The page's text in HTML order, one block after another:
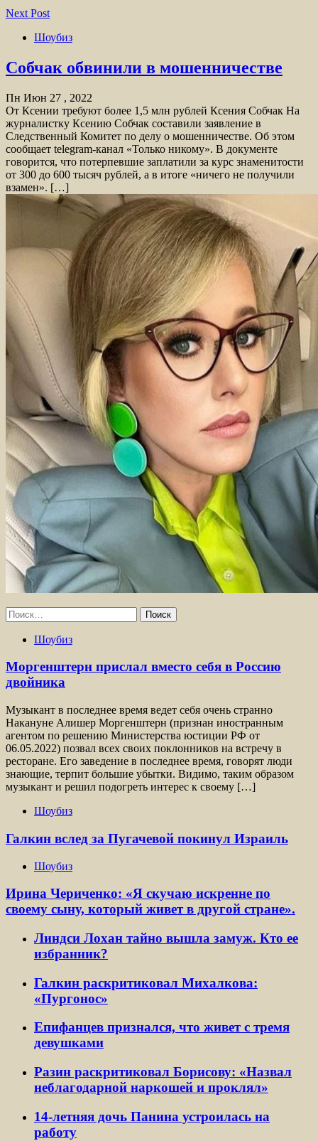
Next Post
Шоубиз
Собчак обвинили в мошенничестве
Пн Июн 27 , 2022
От Ксении требуют более 1,5 млн рублей Ксения Собчак На
журналистку Ксению Собчак составили заявление в
Следственный Комитет по делу о мошенничестве. Об этом
сообщает telegram-канал «Только никому». В документе
говорится, что потерпевшие заплатили за курс знаменитости
от 300 до 600 тысяч рублей, а в итоге «ничего не получили
взамен». […]
Найти:
Шоубиз
Моргенштерн прислал вместо себя в Россию
двойника
Музыкант в последнее время ведет себя очень странно
Накануне Алишер Моргенштерн (признан иностранным
агентом по решению Министерства юстиции РФ от
06.05.2022) позвал всех своих поклонников на встречу в
ресторане. Его заведение в последнее время, говорят люди
знающие, терпит большие убытки. Видимо, таким образом
музыкант и решил подогреть интерес к своему […]
Шоубиз
Галкин вслед за Пугачевой покинул Израиль
Шоубиз
Ирина Чериченко: «Я скучаю искренне по
своему сыну, который живет в другой стране».
Линдси Лохан тайно вышла замуж. Кто ее
избранник?
Галкин раскритиковал Михалкова:
«Пургонос»
Епифанцев признался, что живет с тремя
девушками
Разин раскритиковал Борисову: «Назвал
неблагодарной наркошей и проклял»
14-летняя дочь Панина устроилась на
работу